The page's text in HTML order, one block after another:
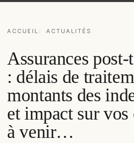
ACCUEIL ACTUALITÉS
Assurances
: délais de
montants des
et impact sur
à venir…